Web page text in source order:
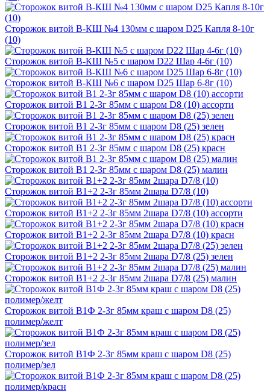
Сторожок витой В-КШ №4 130мм с шаром D25 Капля 8-10г
(10)
Сторожок витой В-КШ №5 с шаром D22 Шар 4-6г (10)
Сторожок витой В-КШ №6 с шаром D25 Шар 6-8г (10)
Сторожок витой В1 2-3г 85мм с шаром D8 (10) ассорти
Сторожок витой В1 2-3г 85мм с шаром D8 (25) зелен
Сторожок витой В1 2-3г 85мм с шаром D8 (25) красн
Сторожок витой В1 2-3г 85мм с шаром D8 (25) малин
Сторожок витой В1+2 2-3г 85мм 2шара D7/8 (10)
Сторожок витой В1+2 2-3г 85мм 2шара D7/8 (10) ассорти
Сторожок витой В1+2 2-3г 85мм 2шара D7/8 (10) красн
Сторожок витой В1+2 2-3г 85мм 2шара D7/8 (25) зелен
Сторожок витой В1+2 2-3г 85мм 2шара D7/8 (25) малин
Сторожок витой В1Ф 2-3г 85мм краш с шаром D8 (25)
полимер/желт
Сторожок витой В1Ф 2-3г 85мм краш с шаром D8 (25)
полимер/зел